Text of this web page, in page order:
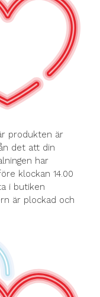
produkten är
det att din
har
klockan 14.00
i butiken
är plockad och